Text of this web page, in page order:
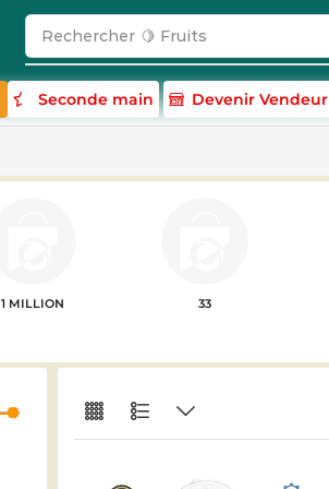
Rechercher 🥛 Milk
Seconde main Devenir Vendeur
1 MILLION 33